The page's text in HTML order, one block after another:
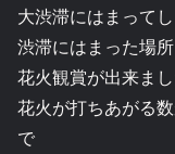
大渋滞にはまって
渋滞にはまった場
花火観賞が出来ま
花火が打ちあがる
で